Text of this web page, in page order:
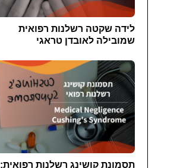
לידה שקטה רשלנות רפואית
שמובילה לאובדן טראגי
תסמונת קושינג רשלנות רפואית: